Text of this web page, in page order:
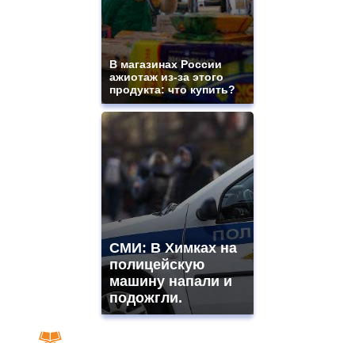
В магазинах России
ажиотаж из-за этого
продукта: что купить?
СМИ: В Химках на
полицейскую
машину напали и
подожгли.